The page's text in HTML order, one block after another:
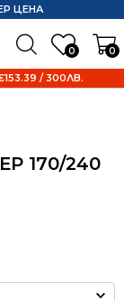
0 0
ЦЕНА
/ 300ЛВ.
170/240